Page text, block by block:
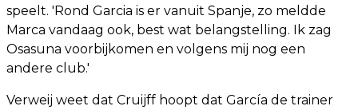
speelt. 'Rond Garcia is er vanuit Spanje, zo meldde
Marca vandaag ook, best wat belangstelling. Ik zag
Osasuna voorbijkomen en volgens mij nog een
andere club.'
Verweij weet dat Cruijff hoopt dat García de trainer